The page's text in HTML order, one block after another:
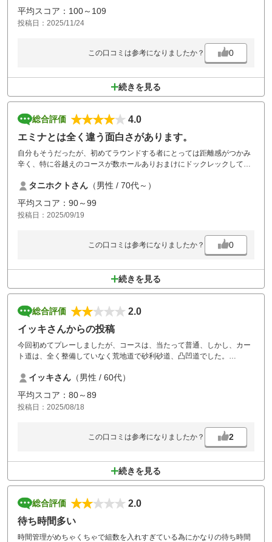
平均スコア：100～109
投稿日：2025/11/24
この口コミは参考になりましたか？ 0
続きを見る
総合評価
4.0
エミナとは全く違う面白さがあります。
自分もそうだったが、初めてラウンドする者にとっては距離感がつかみ
辛く、特に谷越えのコースが数ホールありおまけにドックレックしてい
て打てば良いのかが解らず苦労すると思う。山岳コースで殆ど平らな場
所からのショットは望めず、グリーンも結構な傾斜とうねりで難易度は
高い。ただそれだけに戦略的なプレーが望まれ何とか攻略したいと思う
気持ちが湧いてくる。結論としては面白いコースであると言える。「完
われ、何よりもプレー代が安いのは有難い。また来年是非挑戦したいと
タニホクトさん （男性 / 70代～）
平均スコア：90～99
投稿日：2025/09/19
この口コミは参考になりましたか？ 0
続きを見る
総合評価
2.0
イッキさんからの投稿
今回初めてプレーしましたが、コースは、当たって普通、しかし、カー
ト道は、全く整備していなく荒地道で砂利砂道、凸凹道でした。
じ‥
何よりも、サービス対応が酷い！！
受付にて現金のみカードは、隣の姉妹コースで精算して領収書を見せて
くだい。と、車に乗り移動‥風呂も姉妹コースで使用できましたが同じ
イッキさん （男性 / 60代）
平均スコア：80～89
投稿日：2025/08/18
この口コミは参考になりましたか？ 2
続きを見る
総合評価
2.0
待ち時間多い
時間管理がめちゃくちゃで組数を入れすぎている為にかなりの待ち時間